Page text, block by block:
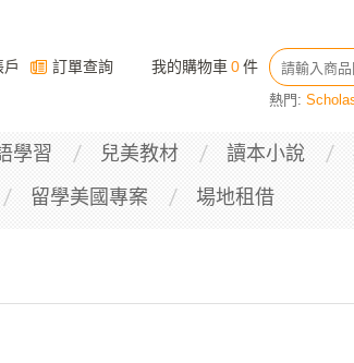
訂單查詢 我的購物車 0件
熱門:
學習 兒美教材 讀本小說
留學美國專案 場地租借